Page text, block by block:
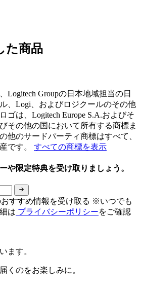
た商品
Logitech Groupの日本地域担当の日
、Logi、およびロジクールのその他
ゴは、Logitech Europe S.A.およびそ
その他の国において所有する商標ま
他のサードパーティ商標はすべて、
です。 すべての商標を表示
や限定特典を受け取りましょう。
おすすめ情報を受け取る ※いつでも
は プライバシーポリシーをご確認
ます。
くのをお楽しみに。